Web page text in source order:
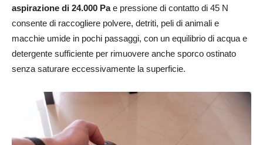
aspirazione di 24.000 Pae pressione di contatto di 45 N
consente di raccogliere polvere, detriti, peli di animali e
macchie umide in pochi passaggi, con un equilibrio di acqua e
detergente sufficiente per rimuovere anche sporco ostinato
senza saturare eccessivamente la superficie.